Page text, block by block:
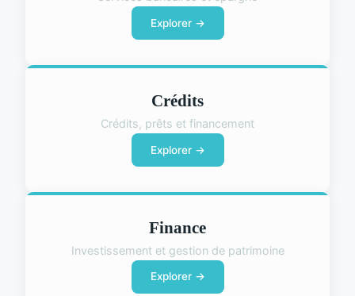
Explorer →
Crédits
Crédits, prêts et financement
Explorer →
Finance
Investissement et gestion de patrimoine
Explorer →